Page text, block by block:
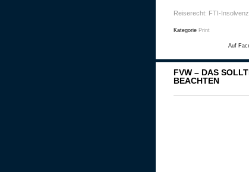
Reiserecht: FTI-
Kategorie Print
Auf
FVW – DAS
BEACHTEN